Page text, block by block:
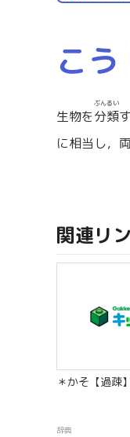
こう
生物を分類
ぶんるい
に相当し，
関連リ
＊かそ【過疎】
辞典